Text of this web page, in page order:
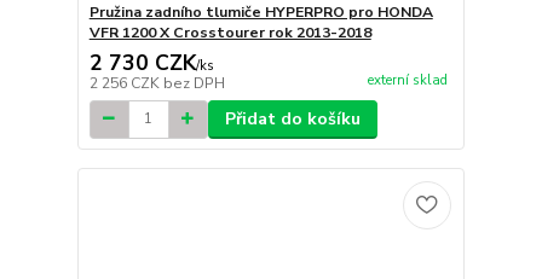
Pružina zadního tlumiče HYPERPRO pro HONDA
VFR 1200 X Crosstourer rok 2013-2018
2 730 CZK/ks
2 256 CZK bez DPH externí sklad
Přidat do košíku